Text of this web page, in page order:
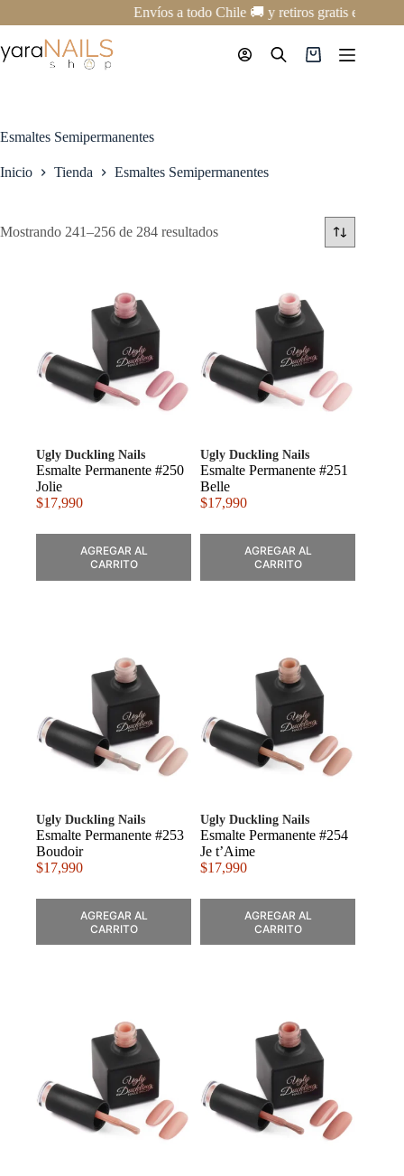
al
contenido
Envíos a todo Chile 🚚 y retiros gratis en
Carro
Esmaltes Semipermanentes
Inicio Tienda Esmaltes Semipermanentes
Mostrando 241–256 de 284 resultados
Ugly Duckling Nails
Esmalte Permanente #250
Jolie
$17,990
AGREGAR AL
CARRITO
Ugly Duckling Nails
Esmalte Permanente #251
Belle
$17,990
AGREGAR AL
CARRITO
Ugly Duckling Nails
Esmalte Permanente #253
Boudoir
$17,990
AGREGAR AL
CARRITO
Ugly Duckling Nails
Esmalte Permanente #254
Je t’Aime
$17,990
AGREGAR AL
CARRITO